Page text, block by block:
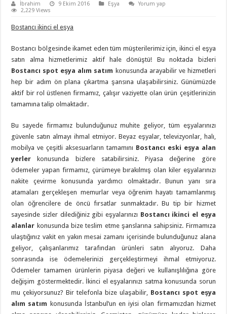
İbrahim 9 Ekim 2016 Eşya
Yorum yap
2,229 Views
Bostancı ikinci el eşya
Bostancı bölgesinde ikamet eden tüm müşterilerimiz için, ikinci el eşya
satın alma hizmetlerimiz aktif hale dönüştü! Bu noktada bizleri
Bostancı spot eşya alım satım konusunda arayabilir ve hizmetleri
hep bir adım ön plana çıkartma şansına ulaşabilirsiniz. Günümüzde
aktif bir rol üstlenen firmamız, çalışır vaziyette olan ürün çeşitlerinizin
tamamına talip olmaktadır.
Bu sayede firmamız bulunduğunuz muhite geliyor, tüm eşyalarınızı
güvenle satın almayı ihmal etmiyor. Beyaz eşyalar, televizyonlar, halı,
mobilya ve çeşitli aksesuarların tamamını Bostancı eski eşya alan
yerler konusunda bizlere satabilirsiniz. Piyasa değerine göre
ödemeler yapan firmamız, çürümeye bırakılmış olan kiler eşyalarınızı
nakite çevirme konusunda yardımcı olmaktadır. Bunun yanı sıra
atamaları gerçekleşen memurlar veya öğrenim hayatı tamamlanmış
olan öğrencilere de öncü fırsatlar sunmaktadır. Bu tip bir hizmet
sayesinde sizler dilediğiniz gibi eşyalarınızı Bostancı ikinci el eşya
alanlar konusunda bize teslim etme şanslarına sahipsiniz. Firmamıza
ulaştığınız vakit en yakın mesai zamanı içerisinde bulunduğunuz alana
geliyor, çalışanlarımız tarafından ürünleri satın alıyoruz. Daha
sonrasında ise ödemelerinizi gerçekleştirmeyi ihmal etmiyoruz.
Ödemeler tamamen ürünlerin piyasa değeri ve kullanışlılığına göre
değişim göstermektedir. İkinci el eşyalarınızı satma konusunda sorun
mu çekiyorsunuz? Bir telefonla bize ulaşabilir, Bostancı spot eşya
alım satım konusunda İstanbul’un en iyisi olan firmamızdan hizmet